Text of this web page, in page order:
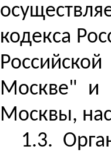
кодекса
Москве" и
Москвы,
1.3.